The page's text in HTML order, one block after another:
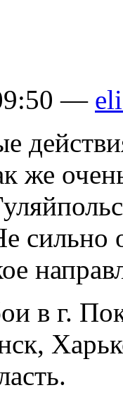
—
же
сильно
в г.